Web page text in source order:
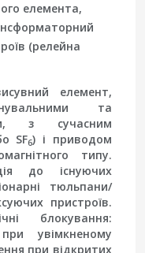
елемента,
(релейна
елемент,
та
з сучасним
SF6) і приводом
типу.
до існуючих
тюльпани/
пристроїв.
блокування:
увімкненому
при відкритих